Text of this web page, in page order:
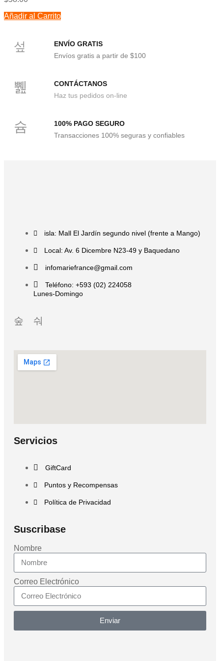
Añadir al Carrito
ENVÍO GRATIS
Envíos gratis a partir de $100
CONTÁCTANOS
Haz tus pedidos on-line
100% PAGO SEGURO
Transacciones 100% seguras y confiables
isla: Mall El Jardín segundo nivel (frente a Mango)
Local: Av. 6 Dicembre N23-49 y Baquedano
infomariefrance@gmail.com
Teléfono: +593 (02) 224058
Lunes-Domingo
Servicios
GiftCard
Puntos y Recompensas
Política de Privacidad
Suscribase
Nombre
Correo Electrónico
Enviar